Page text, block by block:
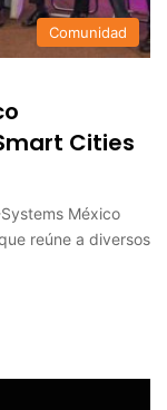
Comunidad
Cities
México
reúne a diversos